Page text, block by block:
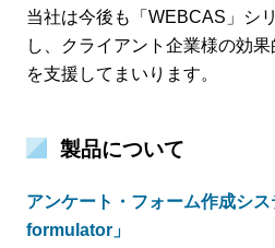
当社は今後も「WEBCAS」シ
し、クライアント企業様の効
を支援してまいります。
製品について
アンケート・フォーム作成シ
formulator」